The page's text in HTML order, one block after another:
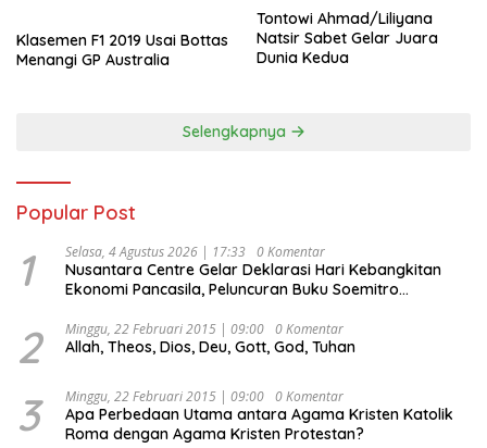
Klasemen F1 2019 Usai Bottas
Menangi GP Australia
Tontowi Ahmad/Liliyana
Natsir Sabet Gelar Juara
Dunia Kedua
Selengkapnya
Popular Post
1 Selasa, 4 Agustus 2026 | 17:33 0 Komentar
Nusantara Centre Gelar Deklarasi Hari Kebangkitan
Ekonomi Pancasila, Peluncuran Buku Soemitro
Ekonomi Politik Indonesia) & Simposium Nasional
“Urgensi Undang-Undang Perekonomian Nasional dan
Indonesia Emas 2045”,
2 Minggu, 22 Februari 2015 | 09:00 0 Komentar
Allah, Theos, Dios, Deu, Gott, God, Tuhan
3 Minggu, 22 Februari 2015 | 09:00 0 Komentar
Apa Perbedaan Utama antara Agama Kristen Katolik
Roma dengan Agama Kristen Protestan?